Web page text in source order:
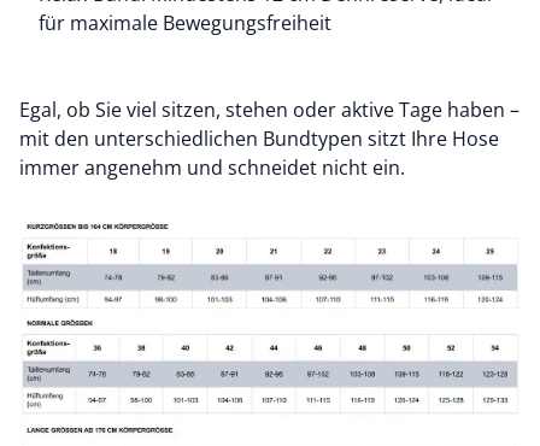
für maximale Bewegungsfreiheit
Egal, ob Sie viel sitzen, stehen oder aktive Tage haben –
mit den unterschiedlichen Bundtypen sitzt Ihre Hose
immer angenehm und schneidet nicht ein.